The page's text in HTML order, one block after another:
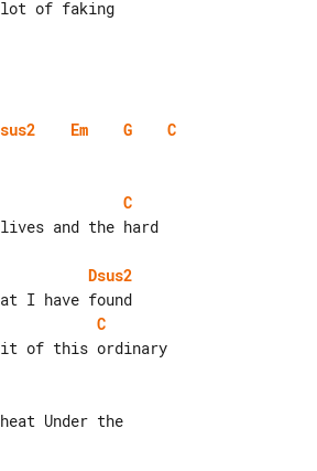
Em G C
C
and the hard
Dsus2
C
of this ordinary